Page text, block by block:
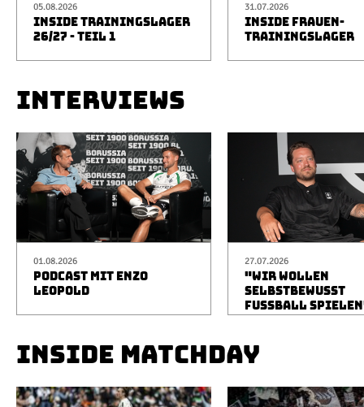
05.08.2026
INSIDE TRAININGSLAGER
26/27 - TEIL 1
31.07.2026
INSIDE FRAUEN-
TRAININGSLAGER
INTERVIEWS
01.08.2026
PODCAST MIT ENZO
LEOPOLD
27.07.2026
"WIR WOLLEN
SELBSTBEWUSST
FUSSBALL
INSIDE MATCHDAY